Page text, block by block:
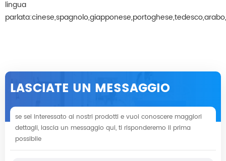
lingua
LASCIATE UN MESSAGGIO
se sei interessato ai nostri prodotti e vuoi conoscere maggiori
dettagli, lascia un messaggio qui, ti risponderemo il prima
possibile